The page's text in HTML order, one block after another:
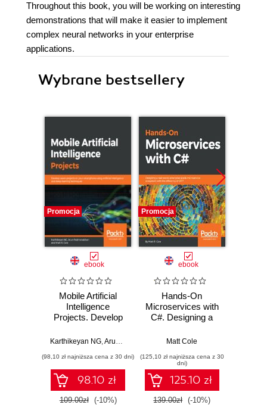
Throughout this book, you will be working on interesting
demonstrations that will make it easier to implement
complex neural networks in your enterprise
applications.
Wybrane bestsellery
Promocja
ebook
Mobile Artificial
Intelligence
Projects. Develop
your smartphone
intelligence and
deep learning
techniques
Karthikeyan NG,Arun Padmanabhan ,Matt Cole
(98,10 zł najniższa cena z 30 dni)
98.10 zł
109.00zł (-10%)
Promocja
ebook
Hands-On
Microservices with
C#. Designing a
enterprise-grade
ecosystem with the
efficiency of C# 7
Matt Cole
(125,10 zł najniższa cena z 30
dni)
125.10 zł
139.00zł (-10%)